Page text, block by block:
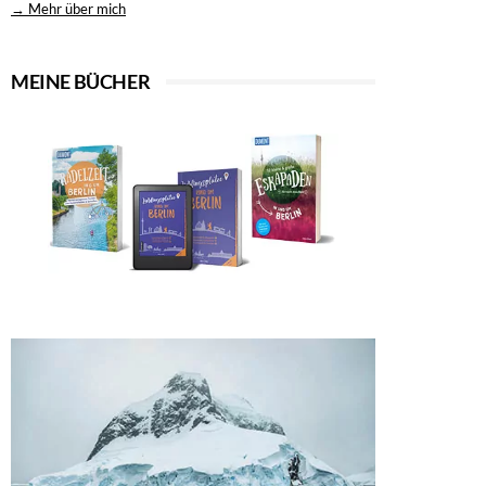
→ Mehr über mich
MEINE BÜCHER